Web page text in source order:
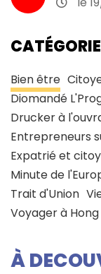
Bien être
Diomandé
Drucker à
Entrepreneurs
Expatrié et
Minute de
Trait d'Union
Voyager à
À